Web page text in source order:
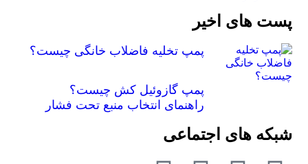
پست های اخیر
پمپ تخلیه فاضلاب خانگی چیست؟
پمپ گازوئیل کش چیست؟
راهنمای انتخاب منبع تحت فشار
شبکه های اجتماعی